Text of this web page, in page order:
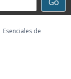
Esenciales de